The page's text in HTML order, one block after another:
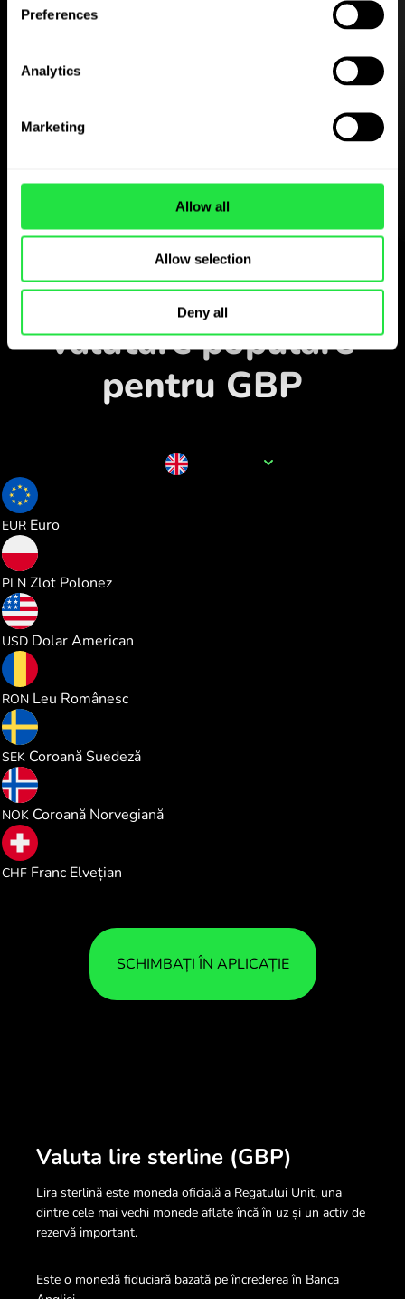
Preferences
Analytics
Marketing
Allow all
Allow selection
Deny all
Monitorizați perechile
valutare populare
pentru GBP
EUR Euro
PLN Zlot Polonez
USD Dolar American
RON Leu Românesc
SEK Coroană Suedeză
NOK Coroană Norvegiană
CHF Franc Elvețian
SCHIMBAȚI ÎN APLICAȚIE
Valuta lire sterline (GBP)
Lira sterlină este moneda oficială a Regatului Unit, una
dintre cele mai vechi monede aflate încă în uz și un activ de
rezervă important.
Este o monedă fiduciară bazată pe încrederea în Banca